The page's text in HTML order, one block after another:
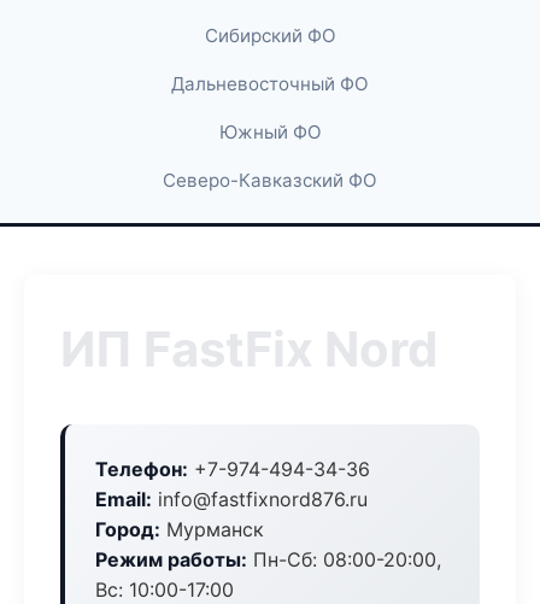
Сибирский ФО
Дальневосточный ФО
Южный ФО
Северо-Кавказский ФО
ИП FastFix Nord
Телефон: +7-974-494-34-36
Email: info@fastfixnord876.ru
Город: Мурманск
Режим работы: Пн-Сб: 08:00-20:00,
Вс: 10:00-17:00